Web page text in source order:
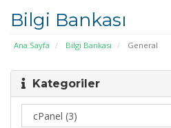
Bilgi Bankası
Ana Sayfa Bilgi Bankası General
Kategoriler